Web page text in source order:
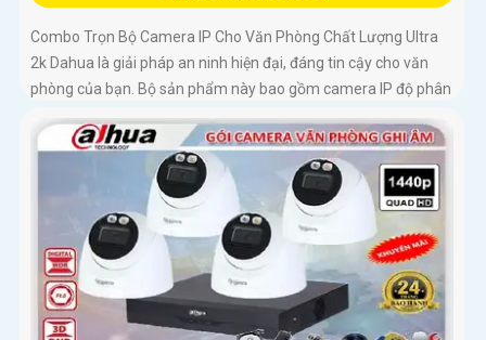
Combo Trọn Bộ Camera IP Cho Văn Phòng Chất Lượng Ultra
2k Dahua là giải pháp an ninh hiện đại, đáng tin cậy cho văn
phòng của bạn. Bộ sản phẩm này bao gồm camera IP độ phân
giải cao 2K, đảm bảo hình ảnh sắc nét và chi tiết